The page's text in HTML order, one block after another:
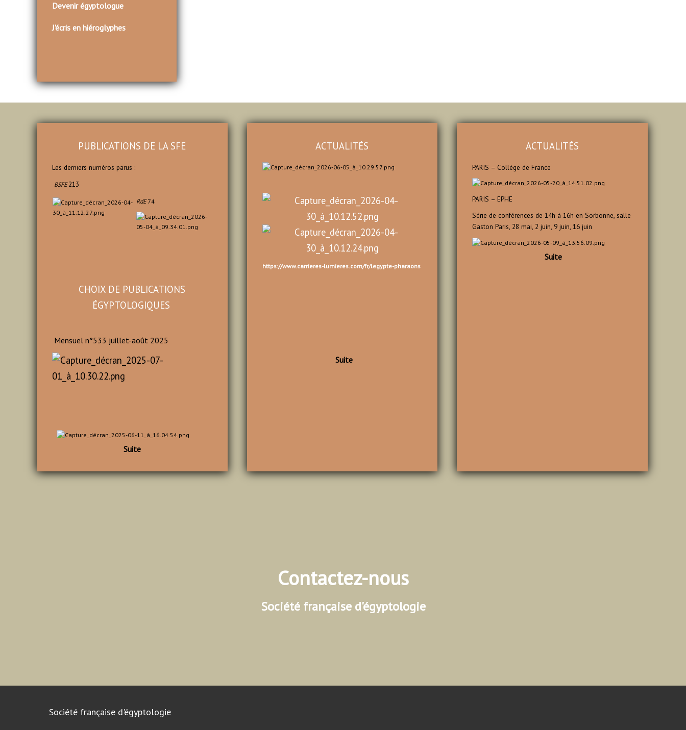
Devenir égyptologue
J'écris en hiéroglyphes
PUBLICATIONS DE LA SFE
Les derniers numéros parus :
BSFE 213
RdE74
CHOIX DE PUBLICATIONS
ÉGYPTOLOGIQUES
Mensuel n°533 juillet-août 2025
Suite
ACTUALITÉS
https://www.carrieres-lumieres.com/fr/legypte-pharaons
Suite
ACTUALITÉS
PARIS – Collège de France
PARIS – EPHE
Série de conférences de 14h à 16h en Sorbonne, salle
Gaston Paris, 28 mai, 2 juin, 9 juin, 16 juin
Suite
Contactez-nous
Société française d'égyptologie
Société française d'égyptologie